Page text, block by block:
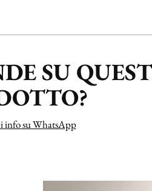
SU
info su WhatsApp